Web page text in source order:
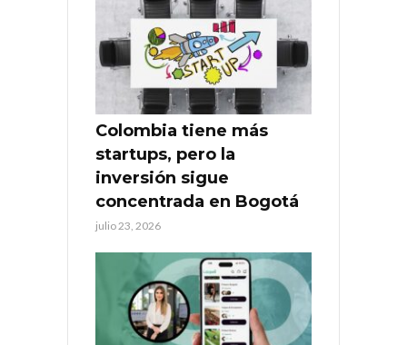
Colombia tiene más
startups, pero la
inversión sigue
concentrada en Bogotá
julio 23, 2026